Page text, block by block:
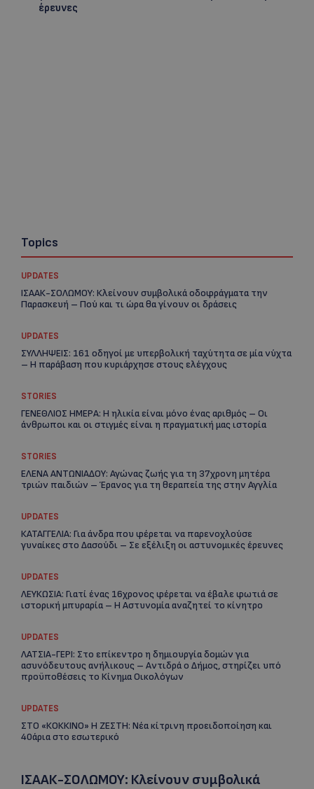
έρευνες
Topics
UPDATES
ΙΣΑΑΚ-ΣΟΛΩΜΟΥ: Κλείνουν συμβολικά οδοφράγματα την
Παρασκευή – Πού και τι ώρα θα γίνουν οι δράσεις
UPDATES
ΣΥΛΛΗΨΕΙΣ: 161 οδηγοί με υπερβολική ταχύτητα σε μία νύχτα
– Η παράβαση που κυριάρχησε στους ελέγχους
STORIES
ΓΕΝΕΘΛΙΟΣ ΗΜΕΡΑ: Η ηλικία είναι μόνο ένας αριθμός – Οι
άνθρωποι και οι στιγμές είναι η πραγματική μας ιστορία
STORIES
ΕΛΕΝΑ ΑΝΤΩΝΙΑΔΟΥ: Αγώνας ζωής για τη 37χρονη μητέρα
τριών παιδιών – Έρανος για τη θεραπεία της στην Αγγλία
UPDATES
ΚΑΤΑΓΓΕΛΙΑ: Για άνδρα που φέρεται να παρενοχλούσε
γυναίκες στο Δασούδι – Σε εξέλιξη οι αστυνομικές έρευνες
UPDATES
ΛΕΥΚΩΣΙΑ: Γιατί ένας 16χρονος φέρεται να έβαλε φωτιά σε
ιστορική μπυραρία – Η Αστυνομία αναζητεί το κίνητρο
UPDATES
ΛΑΤΣΙΑ-ΓΕΡΙ: Στο επίκεντρο η δημιουργία δομών για
ασυνόδευτους ανήλικους – Αντιδρά ο Δήμος, στηρίζει υπό
προϋποθέσεις το Κίνημα Οικολόγων
UPDATES
ΣΤΟ «ΚΟΚΚΙΝΟ» Η ΖΕΣΤΗ: Νέα κίτρινη προειδοποίηση και
40άρια στο εσωτερικό
ΙΣΑΑΚ-ΣΟΛΩΜΟΥ: Κλείνουν συμβολικά